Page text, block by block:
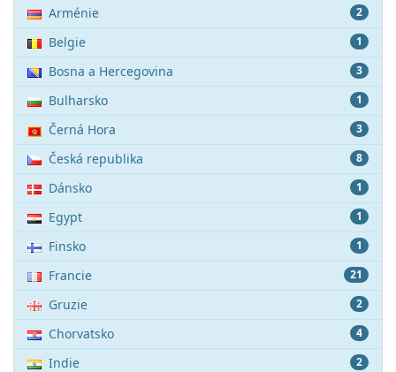
2
Arménie
1
Belgie
3
Bosna a Hercegovina
1
Bulharsko
3
Černá Hora
8
Česká republika
1
Dánsko
1
Egypt
1
Finsko
21
Francie
2
Gruzie
4
Chorvatsko
2
Indie